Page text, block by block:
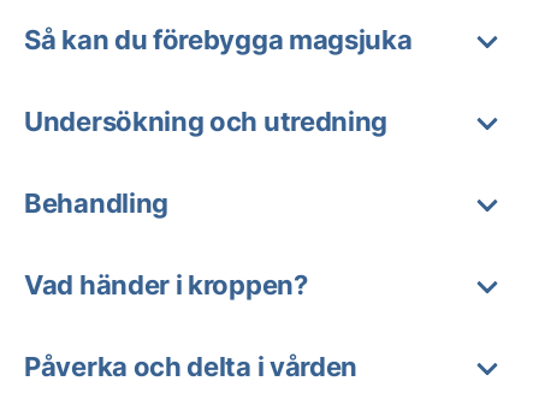
Så kan du förebygga magsjuka
Undersökning och utredning
Behandling
Vad händer i kroppen?
Påverka och delta i vården